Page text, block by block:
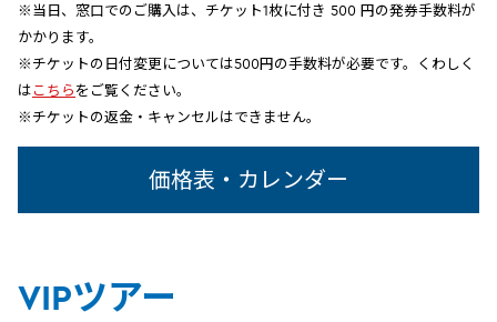
※当日、窓口でのご購入は、チケット1枚に付き 500 円の発券手数料が
かかります。
※チケットの日付変更については500円の手数料が必要です。くわしく
はこちらをご覧ください。
※チケットの返金・キャンセルはできません。
価格表・カレンダー
VIPツアー